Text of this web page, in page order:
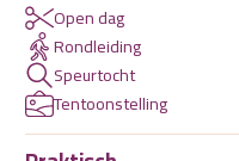
Open dag
Rondleiding
Speurtocht
Tentoonstelling